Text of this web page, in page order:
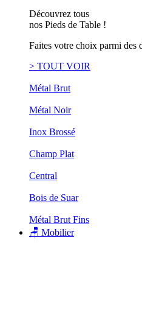
Découvrez tous
nos Pieds de Table !
Faites votre choix parmi des
> TOUT VOIR
Métal Brut
Métal Noir
Inox Brossé
Champ Plat
Central
Bois de Suar
Métal Brut Fins
🪑 Mobilier